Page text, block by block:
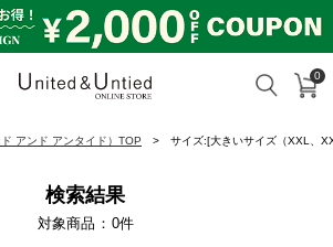
検索 カ
0
アンド アンタイド）TOP サイズ:[大きいサイズ（XXL、
検索結果
対象商品 0件